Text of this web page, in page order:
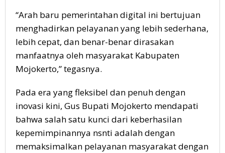
“Arah baru pemerintahan digital ini bertujuan
menghadirkan pelayanan yang lebih sederhana,
lebih cepat, dan benar-benar dirasakan
manfaatnya oleh masyarakat Kabupaten
Mojokerto,” tegasnya.
Pada era yang fleksibel dan penuh dengan
inovasi kini, Gus Bupati Mojokerto mendapati
bahwa salah satu kunci dari keberhasilan
kepemimpinannya nsnti adalah dengan
memaksimalkan pelayanan masyarakat dengan